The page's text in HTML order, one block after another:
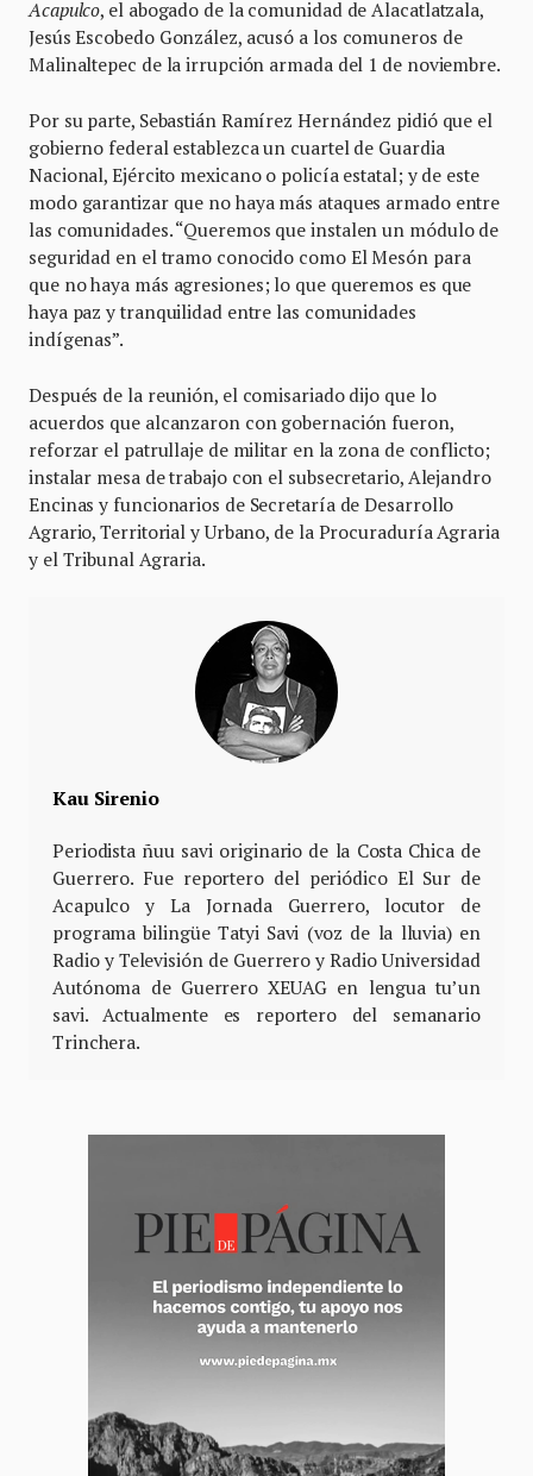
Acapulco, el abogado de la comunidad de Alacatlatzala,
Jesús Escobedo González, acusó a los comuneros de
Malinaltepec de la irrupción armada del 1 de noviembre.
Por su parte, Sebastián Ramírez Hernández pidió que el
gobierno federal establezca un cuartel de Guardia
Nacional, Ejército mexicano o policía estatal; y de este
modo garantizar que no haya más ataques armado entre
las comunidades. “Queremos que instalen un módulo de
seguridad en el tramo conocido como El Mesón para
que no haya más agresiones; lo que queremos es que
haya paz y tranquilidad entre las comunidades
indígenas”.
Después de la reunión, el comisariado dijo que lo
acuerdos que alcanzaron con gobernación fueron,
reforzar el patrullaje de militar en la zona de conflicto;
instalar mesa de trabajo con el subsecretario, Alejandro
Encinas y funcionarios de Secretaría de Desarrollo
Agrario, Territorial y Urbano, de la Procuraduría Agraria
y el Tribunal Agraria.
Kau Sirenio
Periodista ñuu savi originario de la Costa Chica de
Guerrero. Fue reportero del periódico El Sur de
Acapulco y La Jornada Guerrero, locutor de
programa bilingüe Tatyi Savi (voz de la lluvia) en
Radio y Televisión de Guerrero y Radio Universidad
Autónoma de Guerrero XEUAG en lengua tu’un
savi. Actualmente es reportero del semanario
Trinchera.